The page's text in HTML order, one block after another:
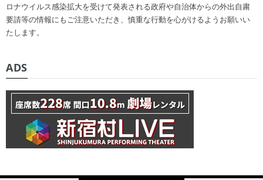
ロナウイルス感染拡大を受けて発表される政府や自治体からの外出自粛
要請等の情報にもご注意いただき、慎重な行動を心がけるようお願いい
たします。
ADS